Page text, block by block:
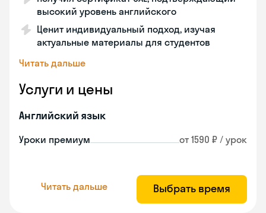
высокий уровень английского
Ценит индивидуальный подход, изучая
актуальные материалы для студентов
Читать дальше
Услуги и цены
Английский язык
Уроки премиум от 1590 ₽ / урок
Читать дальше Выбрать время